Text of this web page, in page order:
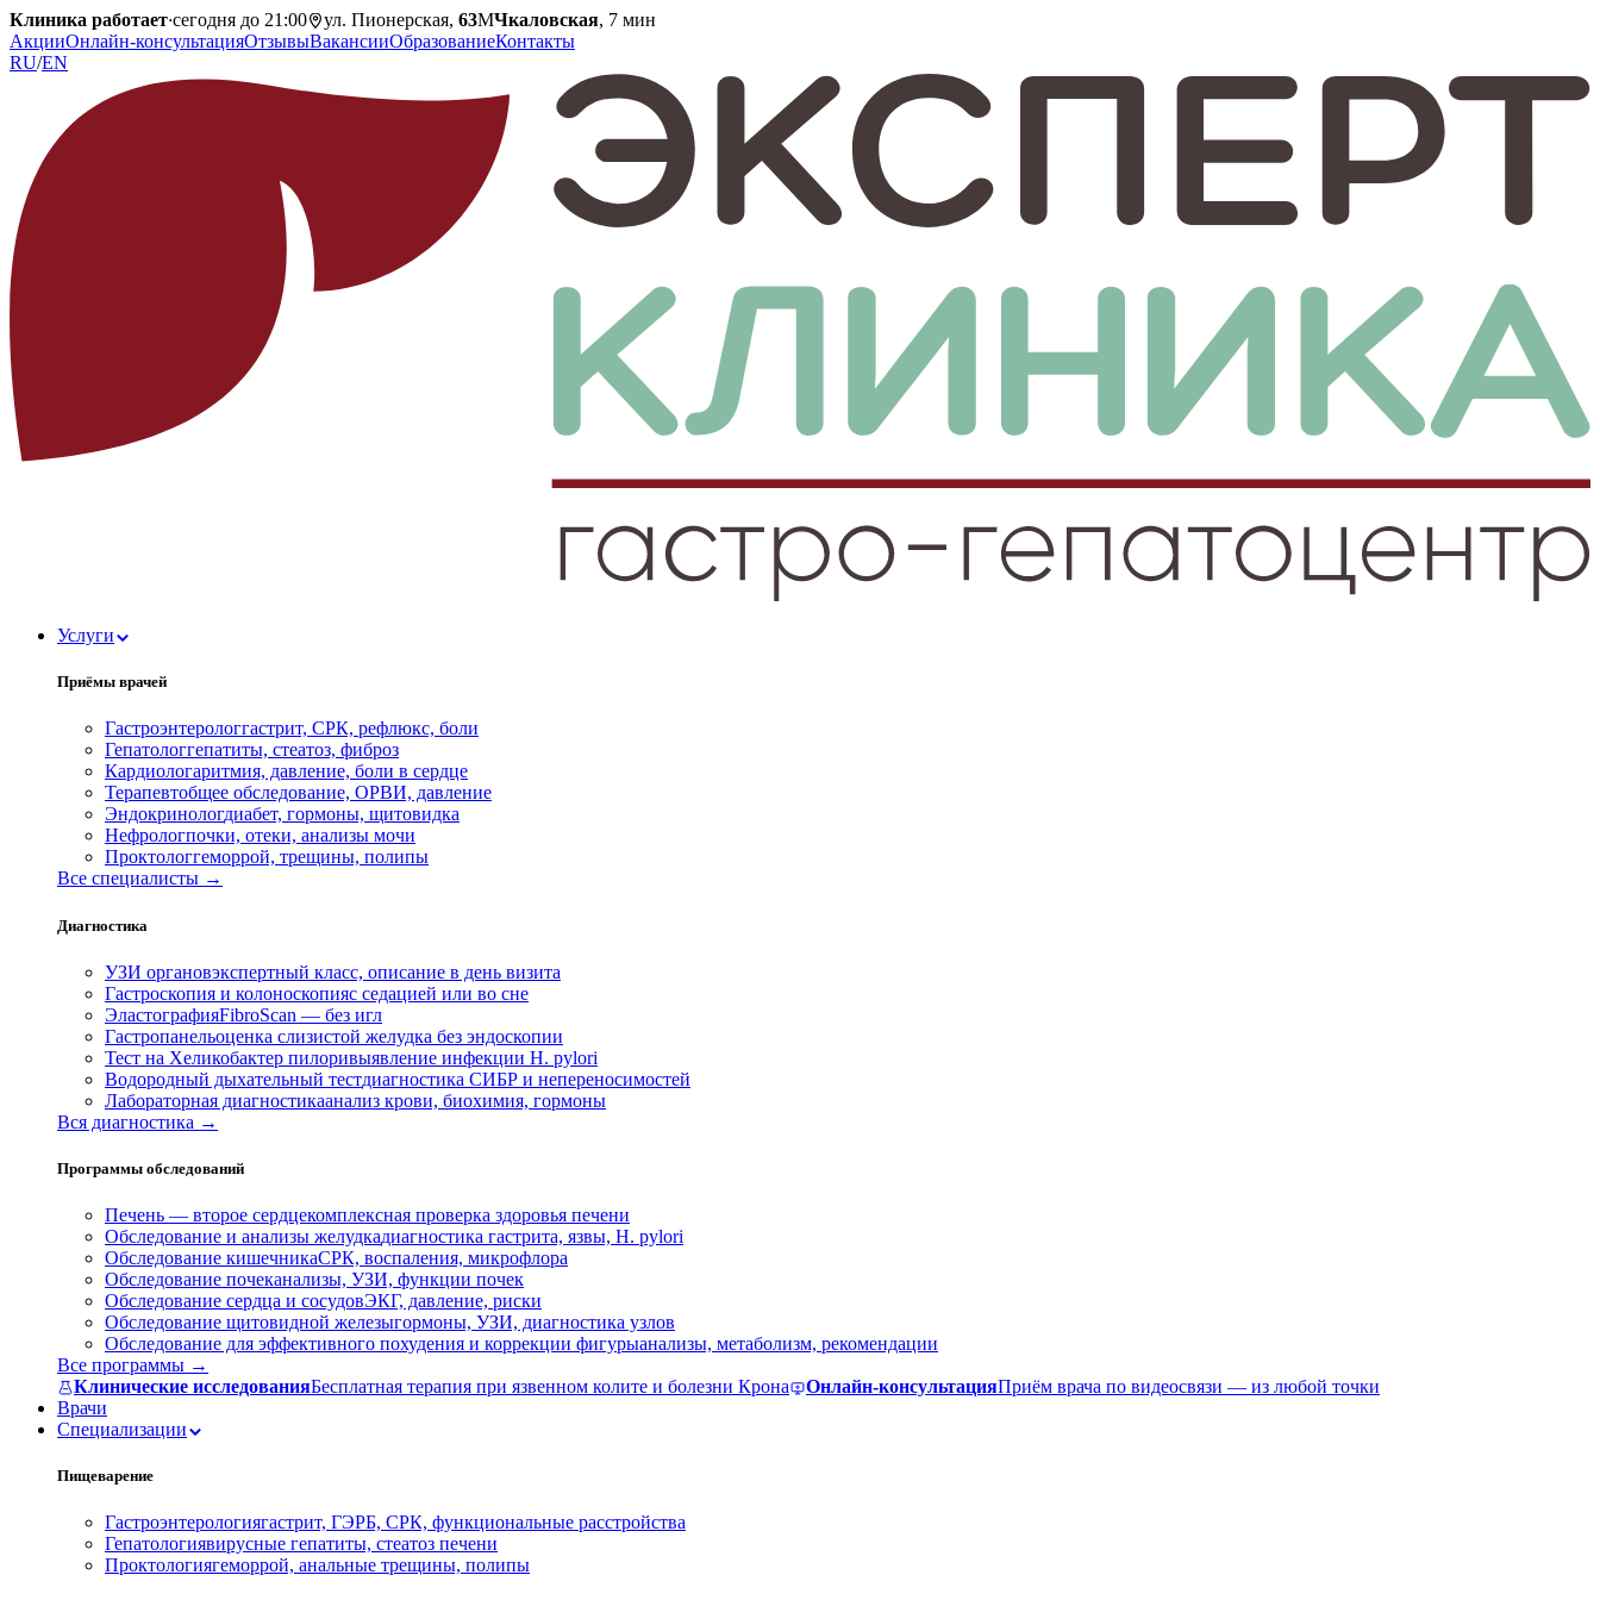
Клиника работает·сегодня до 21:00 ул. Пионерская, 63МЧкаловская, 7 мин
АкцииОнлайн-консультацияОтзывыВакансииОбразованиеКонтакты
RU/EN
Услуги
Приёмы врачей
Гастроэнтерологгастрит, СРК, рефлюкс, боли
Гепатологгепатиты, стеатоз, фиброз
Кардиологаритмия, давление, боли в сердце
Терапевтобщее обследование, ОРВИ, давление
Эндокринологдиабет, гормоны, щитовидка
Нефрологпочки, отеки, анализы мочи
Проктологгеморрой, трещины, полипы
Все специалисты →
Диагностика
УЗИ органовэкспертный класс, описание в день визита
Гастроскопия и колоноскопияс седацией или во сне
ЭластографияFibroScan — без игл
Гастропанельоценка слизистой желудка без эндоскопии
Тест на Хеликобактер пилоривыявление инфекции H. pylori
Водородный дыхательный тестдиагностика СИБР и непереносимостей
Лабораторная диагностикаанализ крови, биохимия, гормоны
Вся диагностика →
Программы обследований
Печень — второе сердцекомплексная проверка здоровья печени
Обследование и анализы желудкадиагностика гастрита, язвы, H. pylori
Обследование кишечникаСРК, воспаления, микрофлора
Обследование почеканализы, УЗИ, функции почек
Обследование сердца и сосудовЭКГ, давление, риски
Обследование щитовидной железыгормоны, УЗИ, диагностика узлов
Обследование для эффективного похудения и коррекции фигурыанализы, метаболизм, рекомендации
Все программы →
Клинические исследованияБесплатная терапия при язвенном колите и болезни Крона Онлайн-консультацияПриём врача по видеосвязи — из любой точки
Врачи
Специализации
Пищеварение
Гастроэнтерологиягастрит, ГЭРБ, СРК, функциональные расстройства
Гепатологиявирусные гепатиты, стеатоз печени
Проктологиягеморрой, анальные трещины, полипы